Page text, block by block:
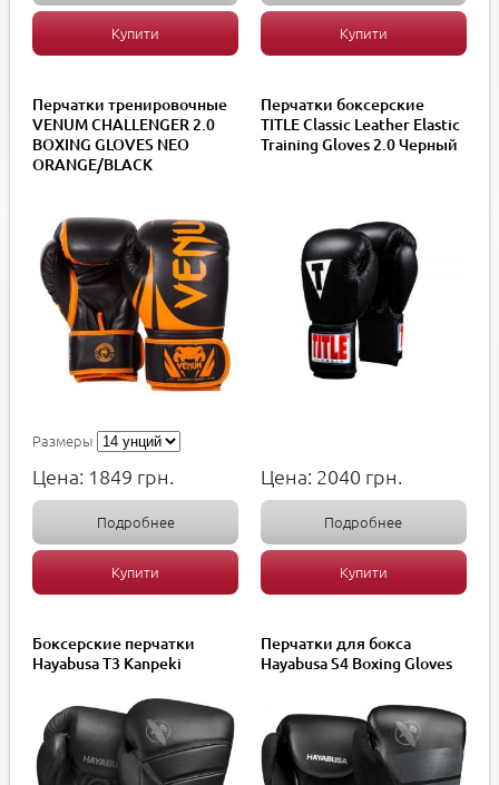
Купити Купити
Перчатки тренировочные
VENUM CHALLENGER 2.0
BOXING GLOVES NEO
ORANGE/BLACK
Размеры
Цена: 1849 грн.
Подробнее
Купити
Перчатки боксерские
TITLE Classic Leather Elastic
Training Gloves 2.0 Черный
Цена: 2040 грн.
Подробнее
Купити
Боксерские перчатки
Hayabusa T3 Kanpeki
Перчатки для бокса
Hayabusa S4 Boxing Gloves